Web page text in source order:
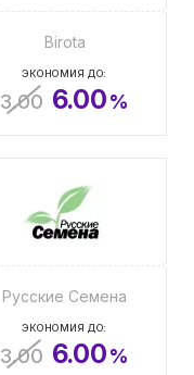
Birota
ЭКОНОМИЯ ДО:
3.00 6.00%
Русские Семена
ЭКОНОМИЯ ДО:
3.00 6.00%